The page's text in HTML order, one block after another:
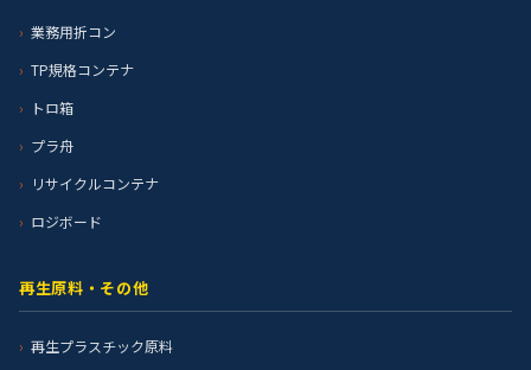
業務用折コン
TP規格コンテナ
トロ箱
プラ舟
リサイクルコンテナ
ロジボード
再生原料・その他
再生プラスチック原料